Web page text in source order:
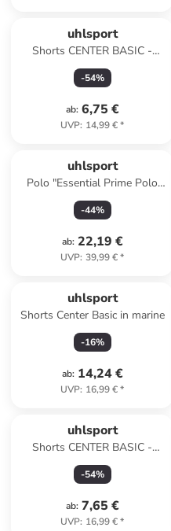
uhlsport
Shorts CENTER BASIC -
OHNE INNENSLIP Kids in
fluo gelb/schwarz
-54%
ab: 6,75 €
UVP: 14,99 €*
uhlsport
Polo "Essential Prime Polo
Shirt" in Blau
-44%
ab: 22,19 €
UVP: 39,99 €*
uhlsport
Shorts Center Basic in marine
-16%
ab: 14,24 €
UVP: 16,99 €*
uhlsport
Shorts CENTER BASIC -
OHNE INNENSLIP in fluo
gelb/schwarz
-54%
ab: 7,65 €
UVP: 16,99 €*